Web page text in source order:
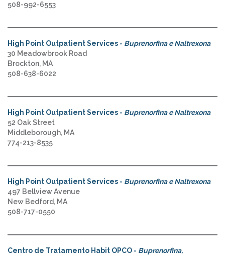
508-992-6553
High Point Outpatient Services - Buprenorfina e Naltrexona
30 Meadowbrook Road
Brockton, MA
508-638-6022
High Point Outpatient Services - Buprenorfina e Naltrexona
52 Oak Street
Middleborough, MA
774-213-8535
High Point Outpatient Services - Buprenorfina e Naltrexona
497 Bellview Avenue
New Bedford, MA
508-717-0550
Centro de Tratamento Habit OPCO - Buprenorfina,